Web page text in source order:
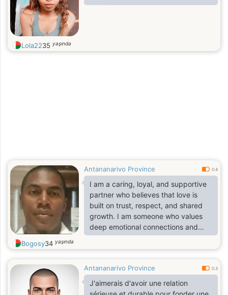
Lola2235 yaşında
Antananarivo Province 0.4
I am a caring, loyal, and supportive
partner who believes that love is
built on trust, respect, and shared
growth. I am someone who values
deep emotional connections and
open communication, always willing
to listen, understand, and stand by
challenges.
I bring warmth, positivity, and a
Bogosy34 yaşında
Antananarivo Province 0.3
J'aimerais d'avoir une relation